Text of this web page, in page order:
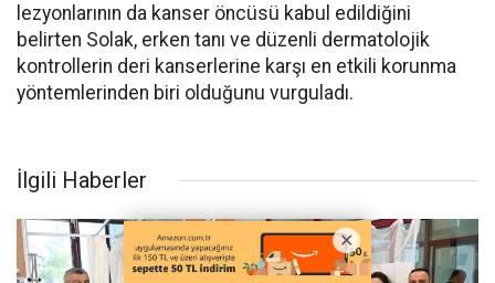
lezyonlarının da kanser öncüsü kabul edildiğini
belirten Solak, erken tanı ve düzenli dermatolojik
kontrollerin deri kanserlerine karşı en etkili korunma
yöntemlerinden biri olduğunu vurguladı.
İlgili Haberler